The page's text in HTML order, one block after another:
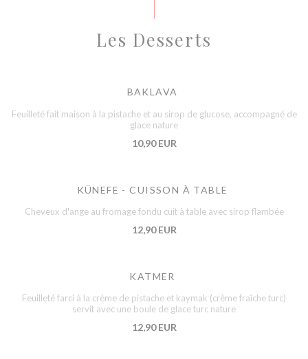
Les Desserts
BAKLAVA
Feuilleté fait maison à la pistache et au sirop de glucose, accompagné de
glace nature
10,90 EUR
KÜNEFE - CUISSON À TABLE
Cheveux d'ange au fromage fondu cuit à table avec sirop flambée
12,90 EUR
KATMER
Feuilleté farci à la crème de pistache et kaymak (crème fraîche turc)
servit avec une boule de glace turc nature
12,90 EUR